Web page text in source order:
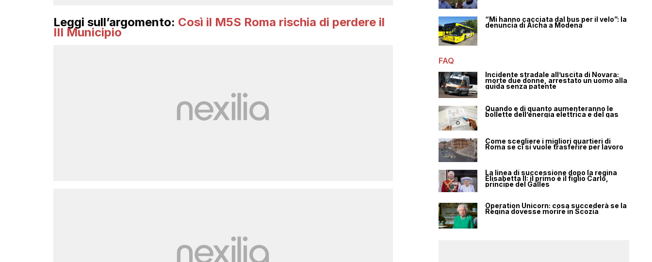
Leggi sull’argomento: Così il M5S Roma rischia di perdere il
III Municipio
“Mi hanno cacciata dal bus per il velo”: la
denuncia di Aicha a Modena
FAQ
Incidente stradale all’uscita di Novara:
morte due donne, arrestato un uomo alla
guida senza patente
Quando e di quanto aumenteranno le
bollette dell’energia elettrica e del gas
Come scegliere i migliori quartieri di
Roma se ci si vuole trasferire per lavoro
La linea di successione dopo la regina
Elisabetta II: il primo è il figlio Carlo,
principe del Galles
Operation Unicorn: cosa succederà se la
Regina dovesse morire in Scozia